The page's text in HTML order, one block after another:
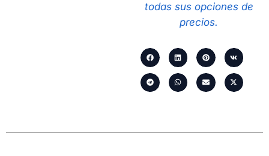
todas sus opciones de
precios.